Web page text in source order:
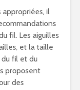
appropriées, il
fil. Les aiguilles
et la taille
du fil et du
proposent
des